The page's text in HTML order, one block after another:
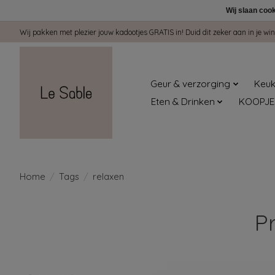
Wij pakken met plezier jouw kadootjes GRATIS in! Duid dit zeker aan in je
Geur & verzorging
Eten & Drinken
Home / Tags / relaxen
Wij slaan